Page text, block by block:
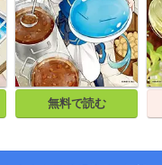
無料で読む